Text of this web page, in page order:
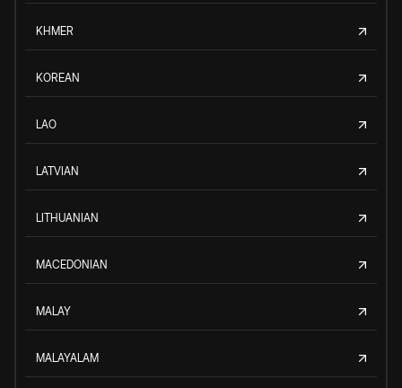
KHMER
KOREAN
LAO
LATVIAN
LITHUANIAN
MACEDONIAN
MALAY
MALAYALAM